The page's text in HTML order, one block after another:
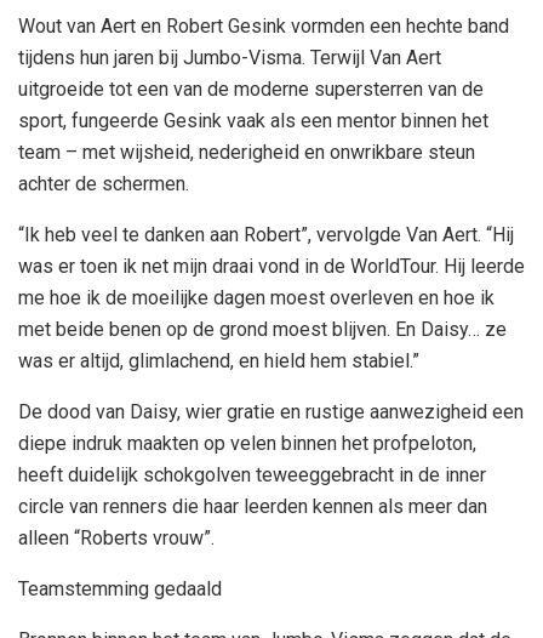
Wout van Aert en Robert Gesink vormden een hechte band
tijdens hun jaren bij Jumbo-Visma. Terwijl Van Aert
uitgroeide tot een van de moderne supersterren van de
sport, fungeerde Gesink vaak als een mentor binnen het
team – met wijsheid, nederigheid en onwrikbare steun
achter de schermen.
“Ik heb veel te danken aan Robert”, vervolgde Van Aert. “Hij
was er toen ik net mijn draai vond in de WorldTour. Hij leerde
me hoe ik de moeilijke dagen moest overleven en hoe ik
met beide benen op de grond moest blijven. En Daisy… ze
was er altijd, glimlachend, en hield hem stabiel.”
De dood van Daisy, wier gratie en rustige aanwezigheid een
diepe indruk maakten op velen binnen het profpeloton,
heeft duidelijk schokgolven teweeggebracht in de inner
circle van renners die haar leerden kennen als meer dan
alleen “Roberts vrouw”.
Teamstemming gedaald